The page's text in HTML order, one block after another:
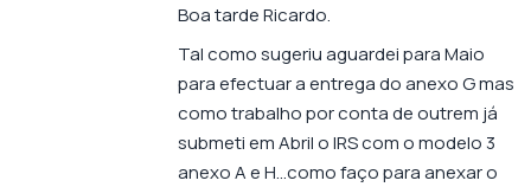
Boa tarde Ricardo.
Tal como sugeriu aguardei para Maio
para efectuar a entrega do anexo G mas
como trabalho por conta de outrem já
submeti em Abril o IRS com o modelo 3
anexo A e H…como faço para anexar o